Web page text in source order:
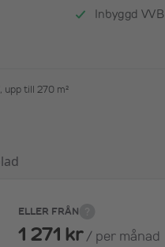
Inbyggd VVB
upp till 270 m²
ELLER FRÅN
1 271 kr/ per månad